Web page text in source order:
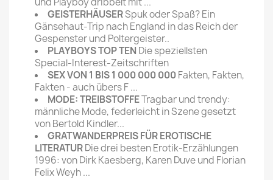
GEISTERHÄUSERSpuk oder Spaß? Ein
Gänsehaut-Trip nach England in das Reich der
Gespenster und Poltergeister..
PLAYBOYS TOP TEN Die speziellsten
Special-Interest-Zeitschriften
SEX VON 1 BIS 1 000 000 000Fakten, Fakten,
Fakten - auch übers F ...
MODE: TREIBSTOFFETragbar und trendy:
männliche Mode, federleicht in Szene gesetzt
von Bertold Kindler...
GRATWANDERPREIS FÜR EROTISCHE
LITERATURDie drei besten Erotik-Erzählungen
1996: von Dirk Kaesberg, Karen Duve und Florian
Felix Weyh ...